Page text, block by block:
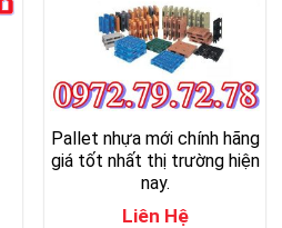
Pallet nhựa mới chính hãng
giá tốt nhất thị trường hiện
nay.
Liên Hệ